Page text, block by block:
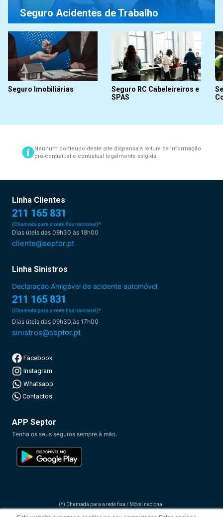
Seguro Acidentes de Trabalho
Seguro Imobiliárias
Seguro RC Cabeleireiros e
SPAS
Nenhum conteúdo deste site dispensa a leitura da informação
pré-contratual e contratual legalmente exigida.
Linha Clientes
211 165 831
(Chamada para a rede fixa nacional)*
Dias úteis das 09h30 às 18h00
cliente@septor.pt
Linha Sinistros
Declaração Amigável de acidente automóvel
211 165 831
(Chamada para a rede fixa nacional)*
Dias úteis das 09h30 às 17h00
sinistros@septor.pt
Facebook
Instagram
Whatsapp
Contactos
APP Septor
Tenha os seus seguros sempre à mão.
(*) Chamada para a rede fixa / Móvel nacional
O custo da chamada depende do tarifário que tiver acordado com o seu operador de